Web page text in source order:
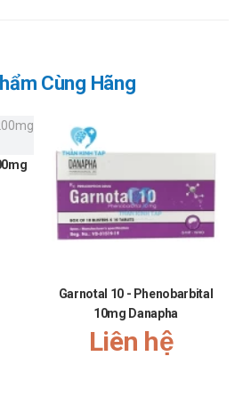
Cùng Hãng
Garnotal 10 - Phenobarbital
10mg Danapha
Liên hệ